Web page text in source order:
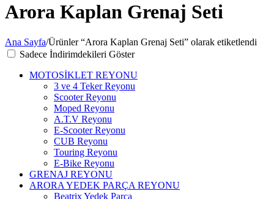
Arora Kaplan Grenaj Seti
Ana Sayfa/Ürünler “Arora Kaplan Grenaj Seti” olarak etiketlendi
Sadece İndirimdekileri Göster
MOTOSİKLET REYONU
3 ve 4 Teker Reyonu
Scooter Reyonu
Moped Reyonu
A.T.V Reyonu
E-Scooter Reyonu
CUB Reyonu
Touring Reyonu
E-Bike Reyonu
GRENAJ REYONU
ARORA YEDEK PARÇA REYONU
Beatrix Yedek Parça